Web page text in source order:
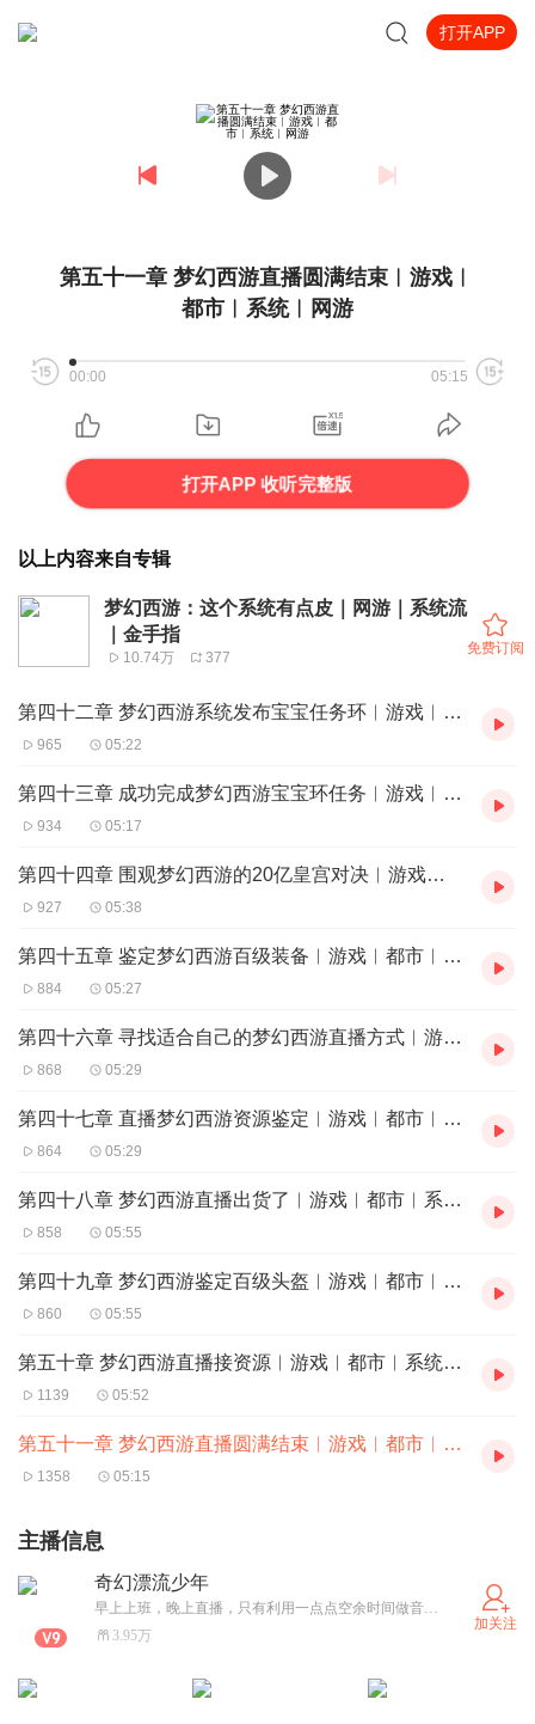
打开APP
第五十一章 梦幻西游直播圆满结束︳游戏︳
都市︳系统︳网游
00:00 05:15
打开APP 收听完整版
以上内容来自专辑
梦幻西游：这个系统有点皮｜网游｜系统流
｜金手指
10.74万 377
免费订阅
第四十二章 梦幻西游系统发布宝宝任务环︳游戏︳都市︳系统︳网游
965 05:22
第四十三章 成功完成梦幻西游宝宝环任务︳游戏︳都市︳系统︳网游
934 05:17
第四十四章 围观梦幻西游的20亿皇宫对决︳游戏︳都市︳系统︳网游
927 05:38
第四十五章 鉴定梦幻西游百级装备︳游戏︳都市︳系统︳网游
884 05:27
第四十六章 寻找适合自己的梦幻西游直播方式︳游戏︳都市︳系统︳网游
868 05:29
第四十七章 直播梦幻西游资源鉴定︳游戏︳都市︳系统︳网游
864 05:29
第四十八章 梦幻西游直播出货了︳游戏︳都市︳系统︳网游
858 05:55
第四十九章 梦幻西游鉴定百级头盔︳游戏︳都市︳系统︳网游
860 05:55
第五十章 梦幻西游直播接资源︳游戏︳都市︳系统︳网游
1139 05:52
第五十一章 梦幻西游直播圆满结束︳游戏︳都市︳系统︳网游
1358 05:15
主播信息
奇幻漂流少年
早上上班，晚上直播，只有利用一点点空余时间做音频，所以每天一更，请大家见谅哈
3.95万
加关注